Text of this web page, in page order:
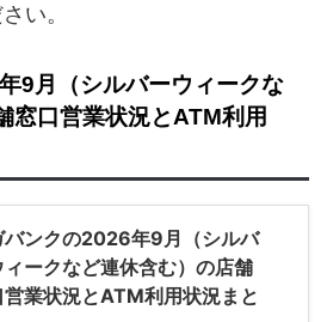
い。
9月（シルバーウィークな
窓口営業状況とATM利用
バンクの2026年9月（シルバ
ィークなど連休含む）の店舗
営業状況とATM利用状況まと